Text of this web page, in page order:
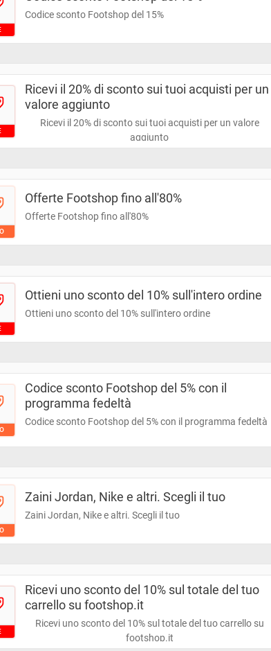
Codice sconto Footshop del 15%
Ricevi il 20% di sconto sui tuoi acquisti per un
valore aggiunto
Ricevi il 20% di sconto sui tuoi acquisti per un valore
aggiunto
Offerte Footshop fino all'80%
Offerte Footshop fino all'80%
Ottieni uno sconto del 10% sull'intero ordine
Ottieni uno sconto del 10% sull'intero ordine
Codice sconto Footshop del 5% con il
programma fedeltà
Codice sconto Footshop del 5% con il programma fedeltà
Zaini Jordan, Nike e altri. Scegli il tuo
Zaini Jordan, Nike e altri. Scegli il tuo
Ricevi uno sconto del 10% sul totale del tuo
carrello su footshop.it
Ricevi uno sconto del 10% sul totale del tuo carrello su
footshop.it